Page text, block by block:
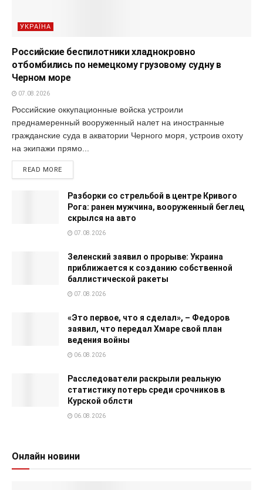
УКРАЇНА
Российские беспилотники хладнокровно
отбомбились по немецкому грузовому судну в
Черном море
07.08.2026
Российские оккупационные войска устроили
преднамеренный вооруженный налет на иностранные
гражданские суда в акватории Черного моря, устроив охоту
на экипажи прямо...
READ MORE
Разборки со стрельбой в центре Кривого
Рога: ранен мужчина, вооруженный беглец
скрылся на авто
07.08.2026
Зеленский заявил о прорыве: Украина
приближается к созданию собственной
баллистической ракеты
07.08.2026
«Это первое, что я сделал», – Федоров
заявил, что передал Хмаре свой план
ведения войны
06.08.2026
Расследователи раскрыли реальную
статистику потерь среди срочников в
Курской облсти
06.08.2026
Онлайн новини